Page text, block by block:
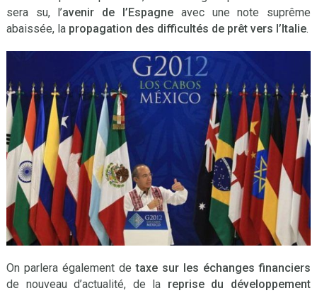
sera su, l’avenir de l’Espagne avec une note suprême
abaissée, la propagation des difficultés de prêt vers l’Italie.
On parlera également detaxe sur les échanges financiers
de nouveau d’actualité, de la reprise du développement